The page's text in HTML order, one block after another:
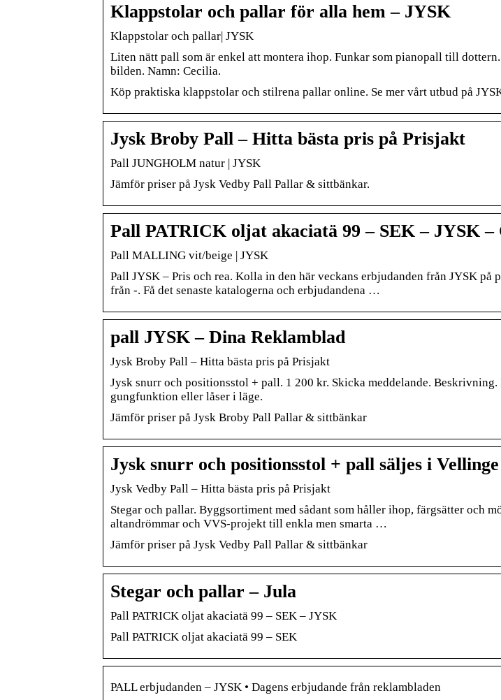
Klappstolar och pallar för alla hem – JYSK
Klappstolar och pallar| JYSK
Liten nätt pall som är enkel att montera ihop. Funkar som pianopall till
bilden. Namn: Cecilia.
Köp praktiska klappstolar och stilrena pallar online. Se mer vårt utbud på
Jysk Broby Pall – Hitta bästa pris på Prisjakt
Pall JUNGHOLM natur | JYSK
Jämför priser på Jysk Vedby Pall Pallar & sittbänkar.
Pall PATRICK oljat akaciatä 99 – SEK – JYSK –
Pall MALLING vit/beige | JYSK
Pall JYSK – Pris och rea. Kolla in den här veckans erbjudanden från JYSK på
från -. Få det senaste katalogerna och erbjudandena …
pall JYSK – Dina Reklamblad
Jysk Broby Pall – Hitta bästa pris på Prisjakt
Jysk snurr och positionsstol + pall. 1 200 kr. Skicka meddelande.
gungfunktion eller låser i läge.
Jämför priser på Jysk Broby Pall Pallar & sittbänkar
Jysk snurr och positionsstol + pall säljes i
Jysk Vedby Pall – Hitta bästa pris på Prisjakt
Stegar och pallar. Byggsortiment med sådant som håller ihop, färgsätter och
altandrömmar och VVS-projekt till enkla men smarta …
Jämför priser på Jysk Vedby Pall Pallar & sittbänkar
Stegar och pallar – Jula
Pall PATRICK oljat akaciatä 99 – SEK – JYSK
Pall PATRICK oljat akaciatä 99 – SEK
PALL erbjudanden – JYSK • Dagens erbjudande från reklambladen